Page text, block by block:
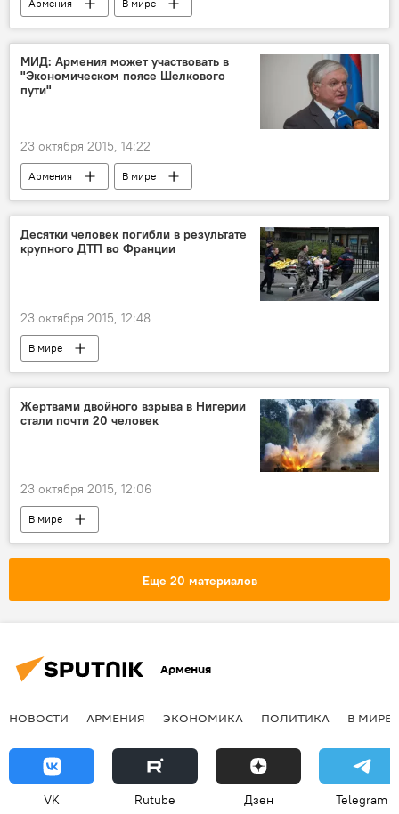
Армения В мире
МИД: Армения может участвовать в
"Экономическом поясе Шелкового
пути"
23 октября 2015, 14:22
Армения В мире
Десятки человек погибли в результате
крупного ДТП во Франции
23 октября 2015, 12:48
В мире
Жертвами двойного взрыва в Нигерии
стали почти 20 человек
23 октября 2015, 12:06
В мире
Еще 20 материалов
Армения
НОВОСТИ АРМЕНИЯ ЭКОНОМИКА ПОЛИТИКА В МИРЕ
VK Rutube Дзен Telegram